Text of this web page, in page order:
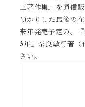
三著作集』を通信
預かりした最後の在
来年発売予定の、
3年』奈良敏行著（
さい。